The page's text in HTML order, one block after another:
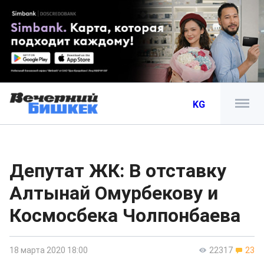
KG
Депутат ЖК: В отставку
Алтынай Омурбекову и
Космосбека Чолпонбаева
22317 23
18 марта 2020 18:00